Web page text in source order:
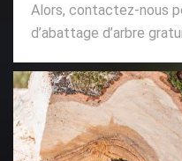
Alors, contactez-nous
d’abattage d’arbre